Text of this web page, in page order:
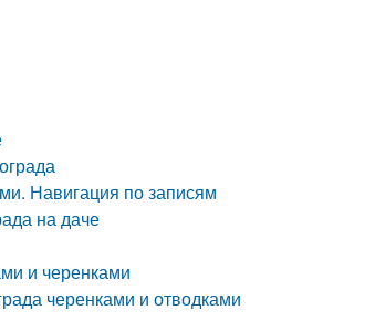
Навигация по записям
на даче
и черенками
черенками и отводками